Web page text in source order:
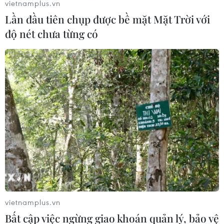
Dịch viêm phổi virus corona: Dơi và rắn có thể là
nguồn lây lan virus
23/01/2020 10:19
Giả thuyết dựa trên việc kiểm tra chuỗi gene của virus và có tới hai nghiên
cứu đều chỉ ra loài dơi nhiều khả năng có liên quan đến dịch bệnh hiện nay.
vietnamplus.vn
Lần đầu tiên chụp được bề mặt Mặt Trời với
độ nét chưa từng có
vietnamplus.vn
Bất cập việc ngừng giao khoán quản lý, bảo vệ